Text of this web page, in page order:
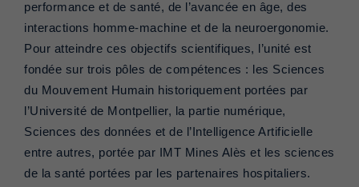
performance et de santé, de l’avancée en âge, des
interactions homme-machine et de la neuroergonomie.
Pour atteindre ces objectifs scientifiques, l’unité est
fondée sur trois pôles de compétences : les Sciences
du Mouvement Humain historiquement portées par
l’Université de Montpellier, la partie numérique,
Sciences des données et de l’Intelligence Artificielle
entre autres, portée par IMT Mines Alès et les sciences
de la santé portées par les partenaires hospitaliers.